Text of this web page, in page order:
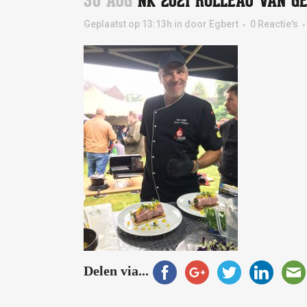
Geplaatst op 13:13h in door Egbert 0 Reactie's
Delen via...